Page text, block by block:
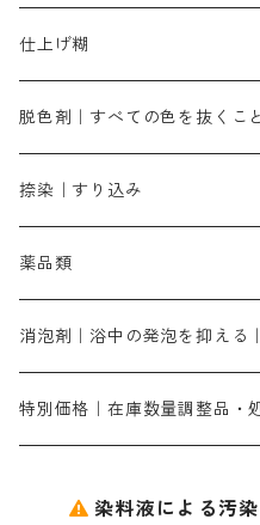
染料一覧ー100g入り
染料一覧ー500g入り
1kg
ピンクMB｜ピンク色
ローズMB｜鮮やかなピンク色）
スカイブルーMG｜緑みの空色
ターキスブルーHNG｜緑みの空色
ブロンHNR｜こげ茶色
ブラックMK（赤みの黒色）
ブラックMG（青みの黒色）
白色系（定番の色合い）
ネオホワイトR
ローダミンB｜赤紫色｜マゼンダ色
片羽刷毛
ローケツ用筆ー10%off｜20本セッ
有償サンプル品｜約20cm×27cm
洋型紙9番手｜中薄口｜約
張木｜入荷待ち
伸子
型洗いブラシ
濃染処理剤｜ソルバックスPS
酢酸｜絹・羊毛・ナイロンに使用す
芒硝｜綿・麻の染色に使用する。
染料のムラ染め抑制剤（均染剤
アゾリン200％｜綿・麻・絹・羊
レオニールEHC｜反応染料用
染料の浸透剤
ソルバライトS-70｜各種繊維の浸
染料の定着向上剤
ライトフィックスAコンク｜綿・
シルクフィックス３A｜絹の染料定
アルカリ剤｜反応染料用
ソーダ灰
染料溶解剤
セレナゾールPDN｜各種染料の染
ソーピング剤｜未定着の染料
ネオポールB－300｜反応染料の
仕上げ剤｜柔軟・平滑剤
白場汚染防止剤
仕上げ糊
カルボキシメチルセルロース
海藻系
たんぱく質系
化学糊（PVA）
防腐剤｜アルカリ性
脱色剤｜すべての色を抜くこ
脱色剤
全体脱色｜ハイドロサルファイトコ
部分脱色｜デグロリンSコンク
脱色助剤｜浸透・複色抑制剤
メイプロガムNP｜にじみ防止剤
アミラヂンD｜浸透・複色抑制剤
捺染｜すり込み
染料溶解剤｜染料の均一な浸
捺染糊
メイプロガムNP（綿・麻・絹用｜
白場汚染防止剤｜ソーピング
薬品類
ア行
カ行
消泡剤｜浴中の発泡を抑える
特別価格｜在庫数量調整品・
染料液による汚